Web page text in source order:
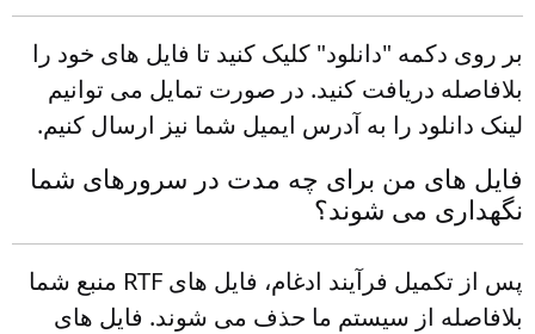
بر روی دکمه "دانلود" کلیک کنید تا فایل های خود را
بلافاصله دریافت کنید. در صورت تمایل می توانیم
لینک دانلود را به آدرس ایمیل شما نیز ارسال کنیم.
فایل های من برای چه مدت در سرورهای شما
نگهداری می شوند؟
پس از تکمیل فرآیند ادغام، فایل های RTF منبع شما
بلافاصله از سیستم ما حذف می شوند. فایل های